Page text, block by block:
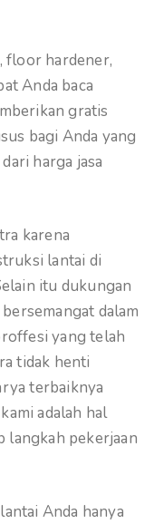
floor hardener,
Anda baca
gratis
bagi Anda yang
harga jasa
karena
lantai di
itu dukungan
dalam
yang telah
tidak henti
terbaiknya
adalah hal
langkah pekerjaan
Anda hanya